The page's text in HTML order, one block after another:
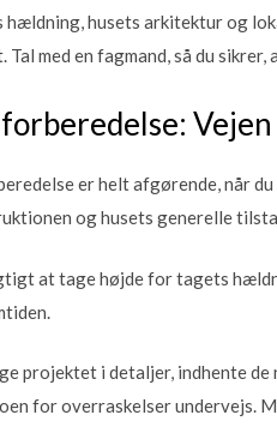
hældning, husets arkitektur og
Tal med en fagmand, så du
er helt afgørende, når
og husets generelle
at tage højde for tagets
projektet i detaljer, indhente
for overraskelser undervejs.